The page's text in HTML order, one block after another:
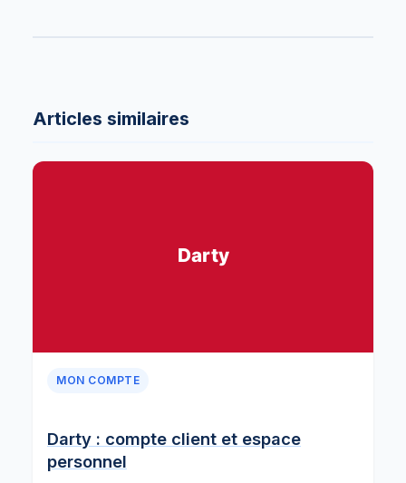
Articles similaires
MON COMPTE
Darty : compte client et espace
personnel